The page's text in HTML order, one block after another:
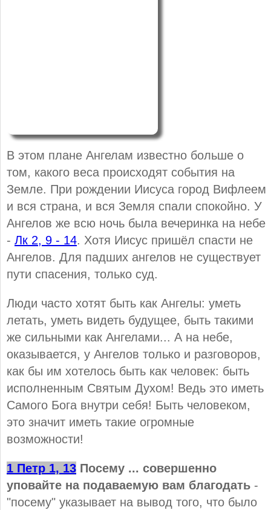
В этом плане Ангелам известно больше о
том, какого веса происходят события на
Земле. При рождении Иисуса город Вифлеем
и вся страна, и вся Земля спали спокойно. У
Ангелов же всю ночь была вечеринка на небе
- Лк 2, 9 - 14. Хотя Иисус пришёл спасти не
Ангелов. Для падших ангелов не существует
пути спасения, только суд.
Люди часто хотят быть как Ангелы: уметь
летать, уметь видеть будущее, быть такими
же сильными как Ангелами... А на небе,
оказывается, у Ангелов только и разговоров,
как бы им хотелось быть как человек: быть
исполненным Святым Духом! Ведь это иметь
Самого Бога внутри себя! Быть человеком,
это значит иметь такие огромные
возможности!
1 Петр 1, 13 Посему ... совершенно
уповайте на подаваемую вам благодать -
"посему" указывает на вывод того, что было